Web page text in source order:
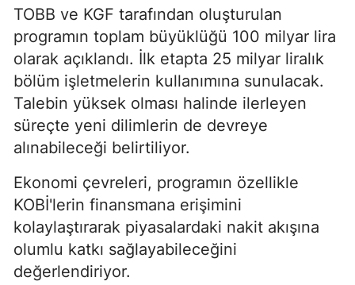
TOBB ve KGF tarafından oluşturulan
programın toplam büyüklüğü 100 milyar lira
olarak açıklandı. İlk etapta 25 milyar liralık
bölüm işletmelerin kullanımına sunulacak.
Talebin yüksek olması halinde ilerleyen
süreçte yeni dilimlerin de devreye
alınabileceği belirtiliyor.
Ekonomi çevreleri, programın özellikle
KOBİ'lerin finansmana erişimini
kolaylaştırarak piyasalardaki nakit akışına
olumlu katkı sağlayabileceğini
değerlendiriyor.